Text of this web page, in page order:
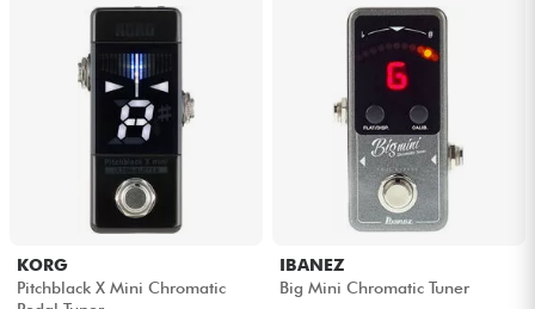
KORG
Pitchblack X Mini Chromatic
IBANEZ
Big Mini Chromatic Tuner